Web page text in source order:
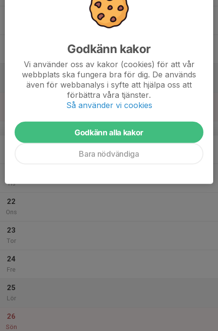
Kalmar cup Liljas
Hatstore arena
08:00
16:00
Gölingstorps Marknad
Gölingstorp
v.17
Tis
22
Ons
23
Tor
24
Fre
25
Lör
26
Sön
Godkänn kakor
Vi använder oss av kakor (cookies) för att vår
webbplats ska fungera bra för dig. De används
även för webbanalys i syfte att hjälpa oss att
förbättra våra tjänster.
Så använder vi cookies
Godkänn alla kakor
Bara nödvändiga